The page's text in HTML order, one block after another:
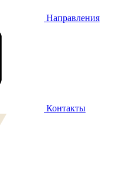
Направления
Контакты